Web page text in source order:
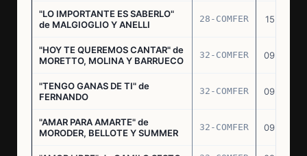
"LO IMPORTANTE ES SABERLO"
de MALGIOGLIO Y ANELLI
28-COMFER 15.07.76
"HOY TE QUEREMOS CANTAR" de
MORETTO, MOLINA Y BARRUECO
32-COMFER 09.09.76
"TENGO GANAS DE TI" de
FERNANDO
32-COMFER 09.09.76
"AMAR PARA AMARTE" de
MORODER, BELLOTE Y SUMMER
32-COMFER 09.09.76